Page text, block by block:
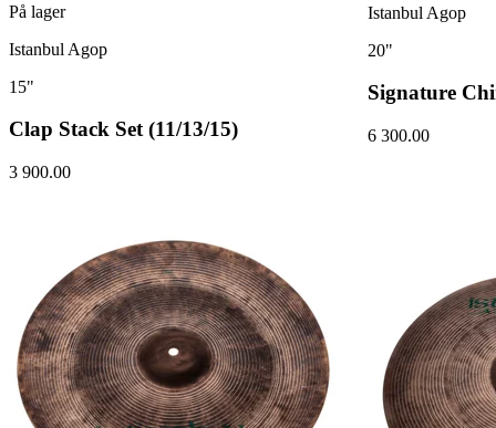
På lager
Istanbul Agop
15"
Clap Stack Set (11/13/15)
3 900.00
Istanbul Agop
20"
Signature
6 300.00